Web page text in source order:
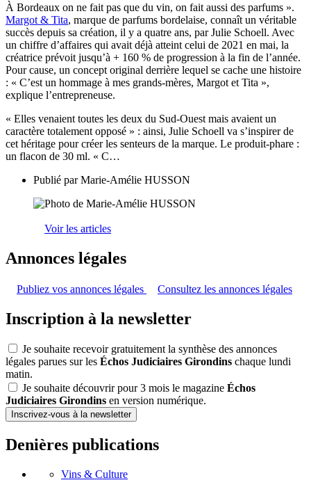
À Bordeaux on ne fait pas que du vin, on fait aussi des parfums ».
Margot & Tita, marque de parfums bordelaise, connaît un véritable
succès depuis sa création, il y a quatre ans, par Julie Schoell. Avec
un chiffre d’affaires qui avait déjà atteint celui de 2021 en mai, la
créatrice prévoit jusqu’à + 160 % de progression à la fin de l’année.
Pour cause, un concept original derrière lequel se cache une histoire
: « C’est un hommage à mes grands-mères, Margot et Tita »,
explique l’entrepreneuse.
« Elles venaient toutes les deux du Sud-Ouest mais avaient un
caractère totalement opposé » : ainsi, Julie Schoell va s’inspirer de
cet héritage pour créer les senteurs de la marque. Le produit-phare :
un flacon de 30 ml. « C…
Publié parMarie-Amélie HUSSON
Voir les articles
Annonces légales
Publiez vos annonces légales Consultez les annonces légales
Inscription à la newsletter
Je souhaite recevoir gratuitement la synthèse des annonces
légales parues sur les Échos Judiciaires Girondins chaque lundi
matin.
Je souhaite découvrir pour 3 mois le magazine Échos
Judiciaires Girondins en version numérique.
Inscrivez-vous à la newsletter
Denières publications
Vins & Culture